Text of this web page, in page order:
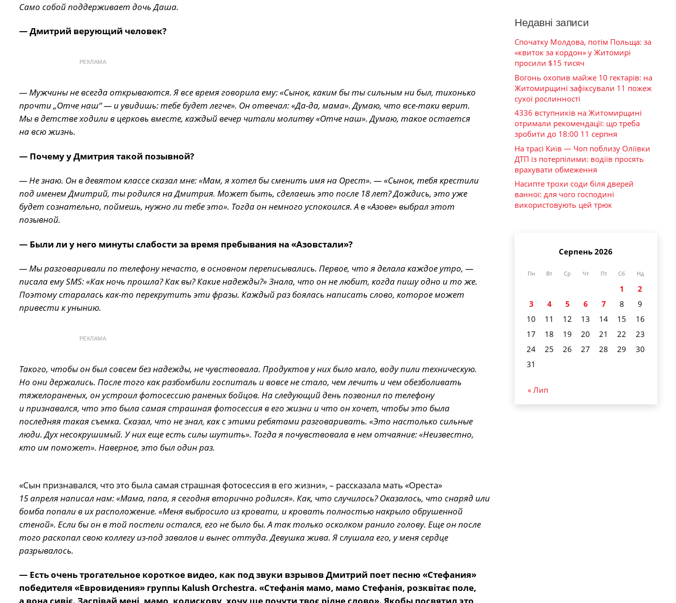
Само собой поддерживает дочь Даша.
— Дмитрий верующий человек?
РЕКЛАМА
— Мужчины не всегда открываются. Я все время говорила ему: «Сынок, каким бы ты сильным ни был, тихонько
прочти „Отче наш“ — и увидишь: тебе будет легче». Он отвечал: «Да-да, мама». Думаю, что все-таки верит.
Мы в детстве ходили в церковь вместе, каждый вечер читали молитву «Отче наш». Думаю, такое остается
на всю жизнь.
— Почему у Дмитрия такой позывной?
— Не знаю. Он в девятом классе сказал мне: «Мам, я хотел бы сменить имя на Орест». — «Сынок, тебя крестили
под именем Дмитрий, ты родился на Дмитрия. Может быть, сделаешь это после 18 лет? Дождись, это уже
будет сознательно, поймешь, нужно ли тебе это». Тогда он немного успокоился. А в «Азове» выбрал этот
позывной.
— Были ли у него минуты слабости за время пребывания на «Азовстали»?
— Мы разговаривали по телефону нечасто, в основном переписывались. Первое, что я делала каждое утро, —
писала ему SMS: «Как ночь прошла? Как вы? Какие надежды?» Знала, что он не любит, когда пишу одно и то же.
Поэтому старалась как-то перекрутить эти фразы. Каждый раз боялась написать слово, которое может
привести к унынию.
РЕКЛАМА
Такого, чтобы он был совсем без надежды, не чувствовала. Продуктов у них было мало, воду пили техническую.
Но они держались. После того как разбомбили госпиталь и вовсе не стало, чем лечить и чем обезболивать
тяжелораненых, он устроил фотосессию раненых бойцов. На следующий день позвонил по телефону
и признавался, что это была самая страшная фотосессия в его жизни и что он хочет, чтобы это была
последняя такая съемка. Сказал, что не знал, как с этими ребятами разговаривать. «Это настолько сильные
люди. Дух несокрушимый. У них еще есть силы шутить». Тогда я почувствовала в нем отчаяние: «Неизвестно,
кто им поможет». Наверное, это был один раз.
«Сын признавался, что это была самая страшная фотосессия в его жизни», – рассказала мать «Ореста»
15 апреля написал нам: «Мама, папа, я сегодня вторично родился». Как, что случилось? Оказалось, что снаряд или
бомба попали в их расположение. «Меня выбросило из кровати, и кровать полностью накрыло обрушенной
стеной». Если бы он в той постели остался, его не было бы. А так только осколком ранило голову. Еще он после
того раскопал свою коллегу из-под завалов и вынес оттуда. Девушка жива. Я слушала его, у меня сердце
разрывалось.
— Есть очень трогательное короткое видео, как под звуки взрывов Дмитрий поет песню «Стефания»
победителя «Евровидения» группы Kalush Orchestra. «Стефанія мамо, мамо Стефанія, розквітає поле,
Недавні записи
Спочатку Молдова, потім Польща: за
«квиток за кордон» у Житомирі
просили $15 тисяч
Вогонь охопив майже 10 гектарів: на
Житомирщині зафіксували 11 пожеж
сухої рослинності
4336 вступників на Житомирщині
отримали рекомендації: що треба
зробити до 18:00 11 серпня
На трасі Київ — Чоп поблизу Оліївки
ДТП із потерпілими: водіїв просять
врахувати обмеження
Насипте трохи соди біля дверей
ванної: для чого господині
використовують цей трюк
Серпень 2026
Пн Вт Ср Чт Пт Сб Нд
1
2
3
4 5 6 7 8
9
10
11 12 13 14 15
16
17
18 19 20 21 22
23
24
25 26 27 28 29
30
31
« Лип